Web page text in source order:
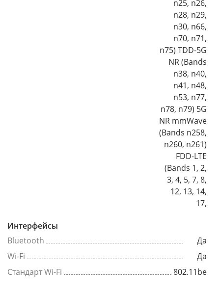
n25, n26,
n28, n29,
n30, n66,
n70, n71,
n75) TDD-5G
NR (Bands
n38, n40,
n41, n48,
n53, n77,
n78, n79) 5G
NR mmWave
(Bands n258,
n260, n261)
FDD-LTE
(Bands 1, 2,
3, 4, 5, 7, 8,
12, 13, 14,
17,
Интерфейсы
Bluetooth
Да
Wi-Fi
Да
Стандарт Wi-Fi
802.11be